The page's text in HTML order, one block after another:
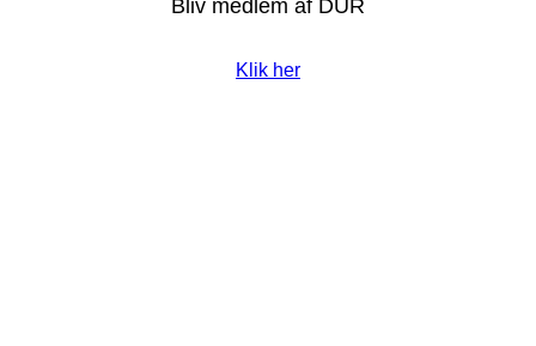
Bliv medlem af DUR
Klik her